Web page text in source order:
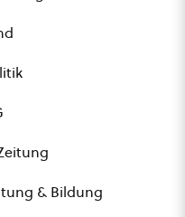
& Bildung